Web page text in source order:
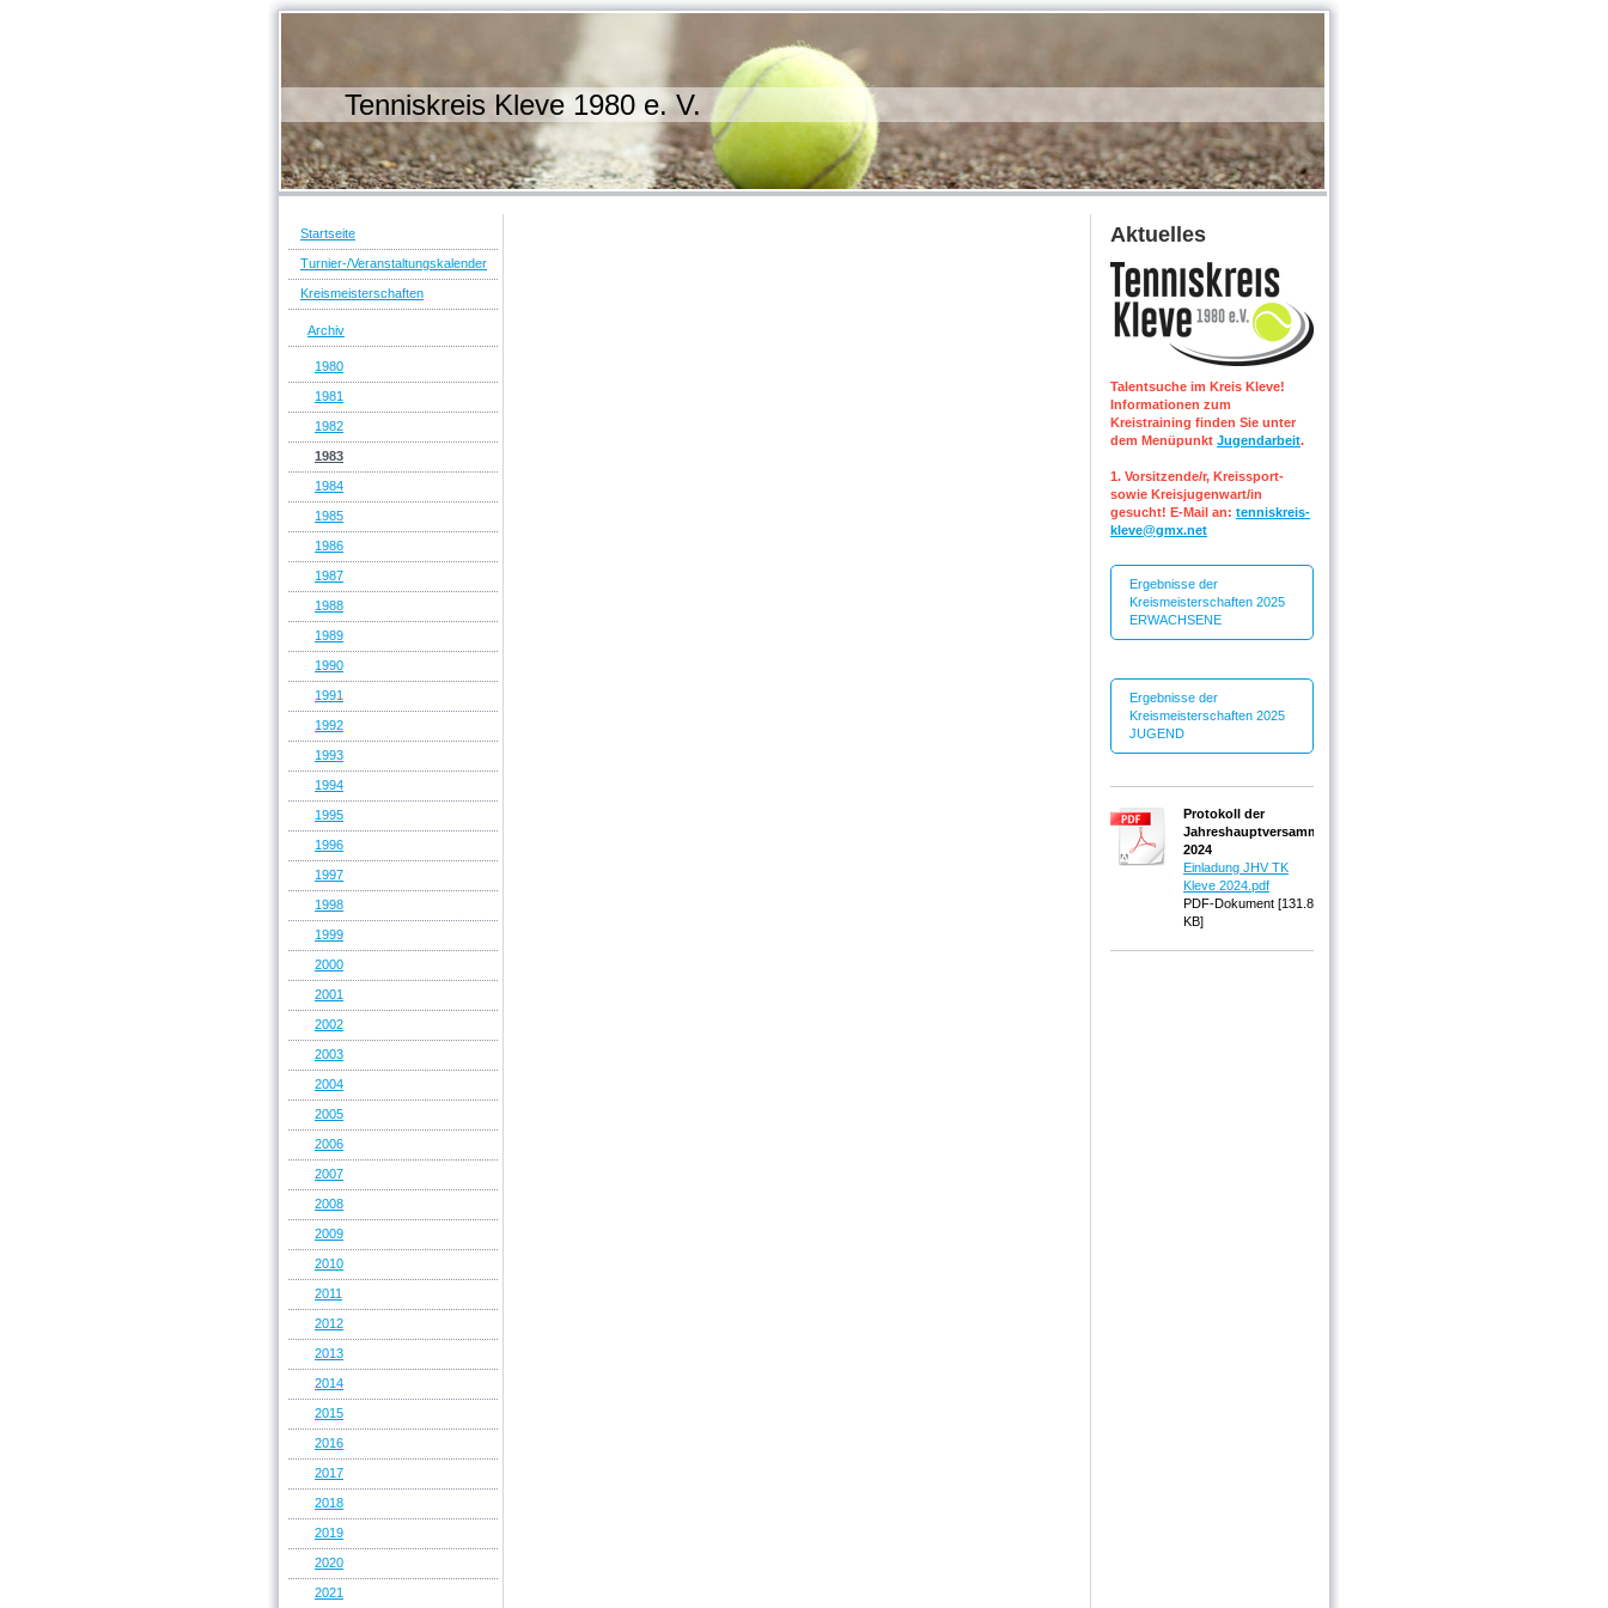
Tenniskreis Kleve 1980 e. V.
Startseite
Turnier-/Veranstaltungskalender
Kreismeisterschaften
Archiv
1980
1981
1982
1983
1984
1985
1986
1987
1988
1989
1990
1991
1992
1993
1994
1995
1996
1997
1998
1999
2000
2001
2002
2003
2004
2005
2006
2007
2008
2009
2010
2011
2012
2013
2014
2015
2016
2017
2018
2019
2020
2021
Aktuelles
Talentsuche im Kreis Kleve!
Informationen zum
Kreistraining finden Sie unter
dem Menüpunkt Jugendarbeit.
1. Vorsitzende/r, Kreissport-
sowie Kreisjugenwart/in
gesucht! E-Mail an: tenniskreis-
kleve@gmx.net
Ergebnisse der
Kreismeisterschaften 2025
ERWACHSENE
Ergebnisse der
Kreismeisterschaften 2025
JUGEND
Protokoll der
Jahreshauptversammlung
2024
Einladung JHV TK
Kleve 2024.pdf
PDF-Dokument [131.8
KB]